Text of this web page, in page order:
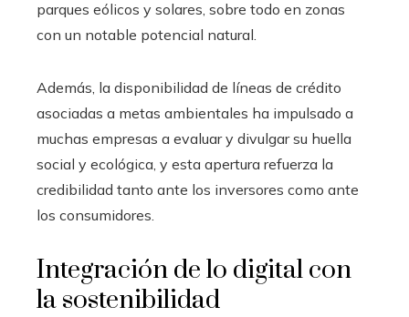
parques eólicos y solares, sobre todo en zonas
con un notable potencial natural.
Además, la disponibilidad de líneas de crédito
asociadas a metas ambientales ha impulsado a
muchas empresas a evaluar y divulgar su huella
social y ecológica, y esta apertura refuerza la
credibilidad tanto ante los inversores como ante
los consumidores.
Integración de lo digital con
la sostenibilidad